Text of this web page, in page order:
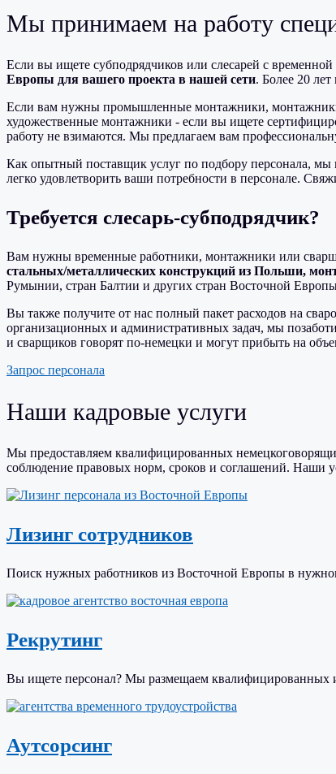
Мы принимаем на работу
Если вы ищете субподрядчиков или слесарей с
Европы для вашего проекта в нашей сети. Более 20
Если вам нужны промышленные монтажники,
художественные монтажники - если вы ищете
работу не взимаются. Мы предлагаем вам
Как опытный поставщик услуг по подбору персонала,
легко удовлетворить ваши потребности в персонале.
Требуется слесарь-субподрядчик?
Вам нужны временные работники, монтажники или
стальных/металлических конструкций из Польши,
Румынии, стран Балтии и других стран Восточной
Вы также получите от нас полный пакет расходов на
организационных и административных задач, мы
и сварщиков говорят по-немецки и могут прибыть на
Запрос персонала
Наши кадровые услуги
Мы предоставляем квалифицированных
соблюдение правовых норм, сроков и соглашений. Наши
Лизинг сотрудников
Поиск нужных работников из Восточной Европы в
Рекрутинг
Вы ищете персонал? Мы размещаем квалифицированных
Аутсорсинг